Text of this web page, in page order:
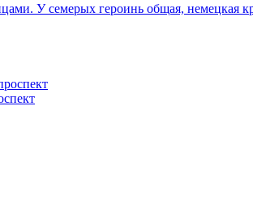
У семерых героинь общая, немецкая